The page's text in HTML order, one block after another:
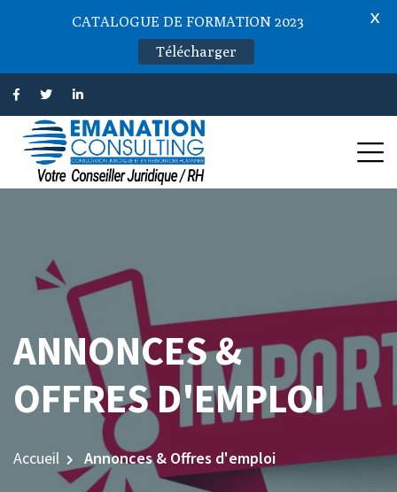
ANNONCES &
OFFRES D'EMPLOI
Accueil Annonces & Offres d'emploi
CATALOGUE DE FORMATION 2023
Télécharger
X